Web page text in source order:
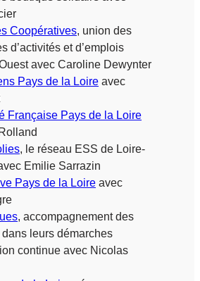
Coopératives, union des
d’activités et d’emplois
avec Caroline Dewynter
Pays de la Loire avec
Française Pays de la Loire
, le réseau ESS de Loire-
Emilie Sarrazin
Pays de la Loire avec
, accompagnement des
leurs démarches
continue avec Nicolas